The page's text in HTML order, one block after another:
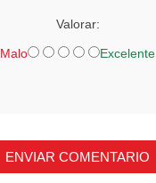
Valorar:
Malo Excelente
ENVIAR COMENTARIO